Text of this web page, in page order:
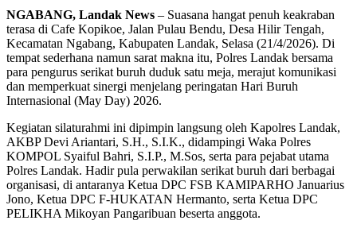
NGABANG, Landak News – Suasana hangat penuh keakraban
terasa di Cafe Kopikoe, Jalan Pulau Bendu, Desa Hilir Tengah,
Kecamatan Ngabang, Kabupaten Landak, Selasa (21/4/2026). Di
tempat sederhana namun sarat makna itu, Polres Landak bersama
para pengurus serikat buruh duduk satu meja, merajut komunikasi
dan memperkuat sinergi menjelang peringatan Hari Buruh
Internasional (May Day) 2026.
Kegiatan silaturahmi ini dipimpin langsung oleh Kapolres Landak,
AKBP Devi Ariantari, S.H., S.I.K., didampingi Waka Polres
KOMPOL Syaiful Bahri, S.I.P., M.Sos, serta para pejabat utama
Polres Landak. Hadir pula perwakilan serikat buruh dari berbagai
organisasi, di antaranya Ketua DPC FSB KAMIPARHO Januarius
Jono, Ketua DPC F-HUKATAN Hermanto, serta Ketua DPC
PELIKHA Mikoyan Pangaribuan beserta anggota.